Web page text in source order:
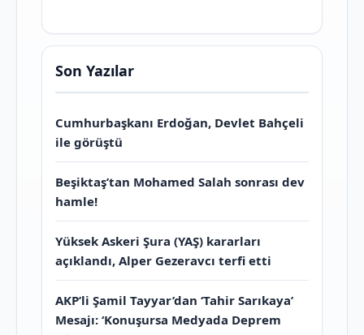
Son Yazılar
Cumhurbaşkanı Erdoğan, Devlet Bahçeli
ile görüştü
Beşiktaş’tan Mohamed Salah sonrası dev
hamle!
Yüksek Askeri Şura (YAŞ) kararları
açıklandı, Alper Gezeravcı terfi etti
AKP’li Şamil Tayyar’dan ‘Tahir Sarıkaya’
Mesajı: ‘Konuşursa Medyada Deprem